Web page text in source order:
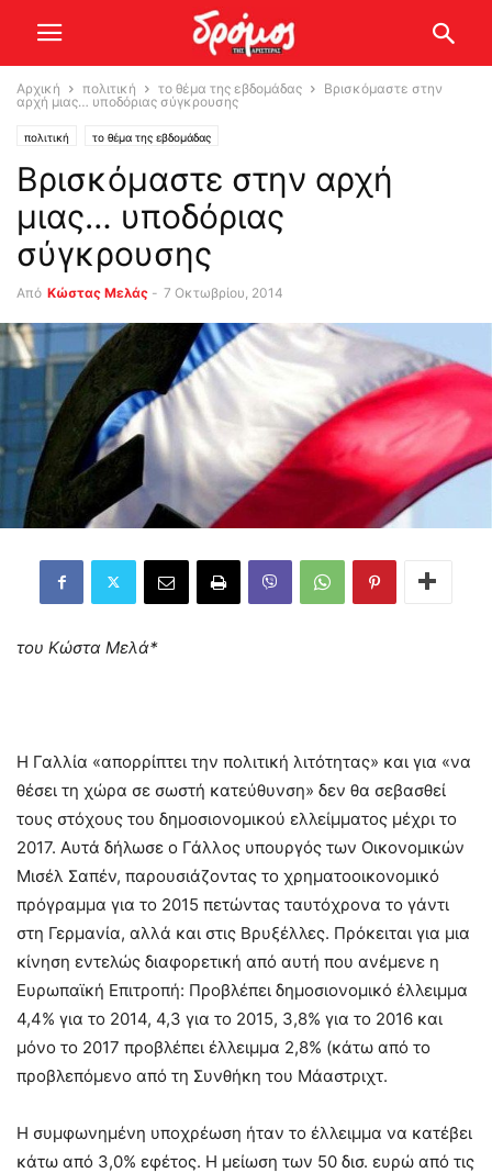
Αρχική πολιτική το θέμα της εβδομάδας
Βρισκόμαστε στην
αρχή μιας… υποδόριας σύγκρουσης
πολιτική το θέμα της εβδομάδας
Βρισκόμαστε στην αρχή
μιας… υποδόριας
σύγκρουσης
Από Κώστας Μελάς - 7 Οκτωβρίου, 2014
του Κώστα Μελά*
Η Γαλλία «απορρίπτει την πολιτική λιτότητας» και για «να
θέσει τη χώρα σε σωστή κατεύθυνση» δεν θα σεβασθεί
τους στόχους του δημοσιονομικού ελλείμματος μέχρι το
2017. Αυτά δήλωσε ο Γάλλος υπουργός των Οικονομικών
Μισέλ Σαπέν, παρουσιάζοντας το χρηματοοικονομικό
πρόγραμμα για το 2015 πετώντας ταυτόχρονα το γάντι
στη Γερμανία, αλλά και στις Βρυξέλλες. Πρόκειται για μια
κίνηση εντελώς διαφορετική από αυτή που ανέμενε η
Ευρωπαϊκή Επιτροπή: Προβλέπει δημοσιονομικό έλλειμμα
4,4% για το 2014, 4,3 για το 2015, 3,8% για το 2016 και
μόνο το 2017 προβλέπει έλλειμμα 2,8% (κάτω από το
προβλεπόμενο από τη Συνθήκη του Μάαστριχτ.
Η συμφωνημένη υποχρέωση ήταν το έλλειμμα να κατέβει
κάτω από 3,0% εφέτος. Η μείωση των 50 δισ. ευρώ από τις